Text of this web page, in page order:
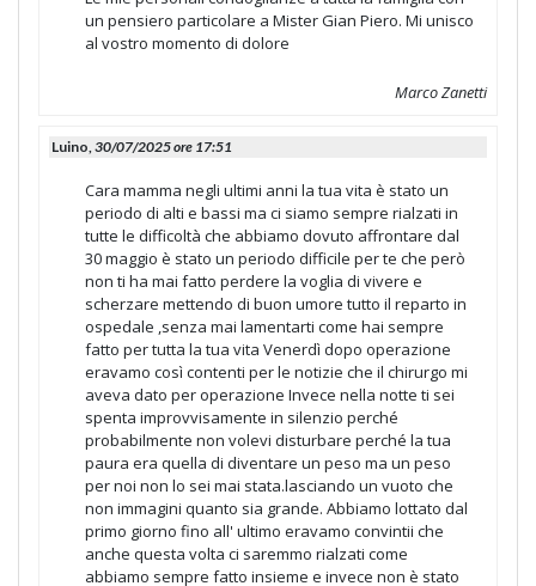
un pensiero particolare a Mister Gian Piero. Mi unisco
al vostro momento di dolore
Marco Zanetti
Luino,30/07/2025 ore 17:51
Cara mamma negli ultimi anni la tua vita è stato un
periodo di alti e bassi ma ci siamo sempre rialzati in
tutte le difficoltà che abbiamo dovuto affrontare dal
30 maggio è stato un periodo difficile per te che però
non ti ha mai fatto perdere la voglia di vivere e
scherzare mettendo di buon umore tutto il reparto in
ospedale ,senza mai lamentarti come hai sempre
fatto per tutta la tua vita Venerdì dopo operazione
eravamo così contenti per le notizie che il chirurgo mi
aveva dato per operazione Invece nella notte ti sei
spenta improvvisamente in silenzio perché
probabilmente non volevi disturbare perché la tua
paura era quella di diventare un peso ma un peso
per noi non lo sei mai stata.lasciando un vuoto che
non immagini quanto sia grande. Abbiamo lottato dal
primo giorno fino all' ultimo eravamo convintii che
anche questa volta ci saremmo rialzati come
abbiamo sempre fatto insieme e invece non è stato